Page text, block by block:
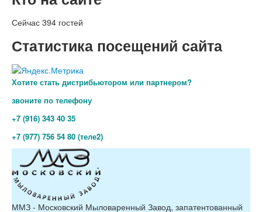
Сейчас 394 гостей
Статистика посещений сайта
Хотите стать дистрибьютором или партнером?
звоните по телефону
+7 (916) 343 40 35
+7 (977) 756 54 80 (теле2)
ММЗ - Московский Мыловаренный Завод, запатентованный